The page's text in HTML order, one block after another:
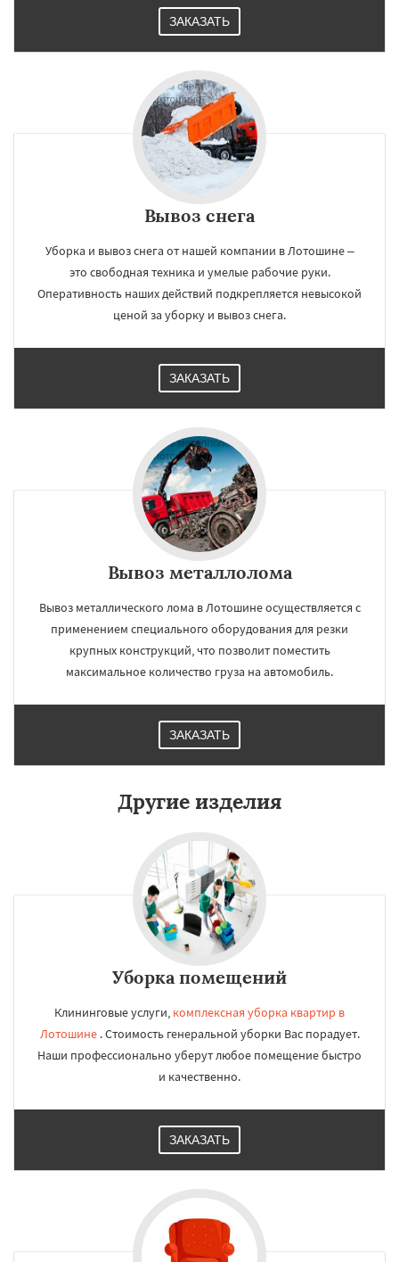
ЗАКАЗАТЬ
Вывоз снега
Уборка и вывоз снега от нашей компании в Лотошине –
это свободная техника и умелые рабочие руки.
Оперативность наших действий подкрепляется невысокой
ценой за уборку и вывоз снега.
ЗАКАЗАТЬ
Вывоз металлолома
Вывоз металлического лома в Лотошине осуществляется с
применением специального оборудования для резки
крупных конструкций, что позволит поместить
максимальное количество груза на автомобиль.
ЗАКАЗАТЬ
Другие изделия
Уборка помещений
Клининговые услуги, комплексная уборка квартир в
Лотошине. Стоимость генеральной уборки Вас порадует.
Наши профессионально уберут любое помещение быстро
и качественно.
ЗАКАЗАТЬ